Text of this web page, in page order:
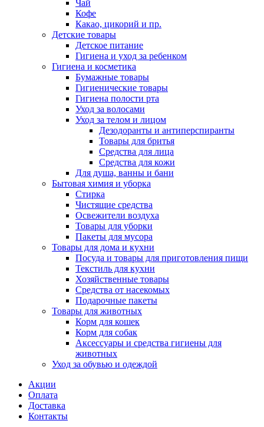
Чай
Кофе
Какао, цикорий и пр.
Детские товары
Детское питание
Гигиена и уход за ребенком
Гигиена и косметика
Бумажные товары
Гигиенические товары
Гигиена полости рта
Уход за волосами
Уход за телом и лицом
Дезодоранты и антиперспиранты
Товары для бритья
Средства для лица
Средства для кожи
Для душа, ванны и бани
Бытовая химия и уборка
Стирка
Чистящие средства
Освежители воздуха
Товары для уборки
Пакеты для мусора
Товары для дома и кухни
Посуда и товары для приготовления пищи
Текстиль для кухни
Хозяйственные товары
Средства от насекомых
Подарочные пакеты
Товары для животных
Корм для кошек
Корм для собак
Аксессуары и средства гигиены для
животных
Уход за обувью и одеждой
Акции
Оплата
Доставка
Контакты